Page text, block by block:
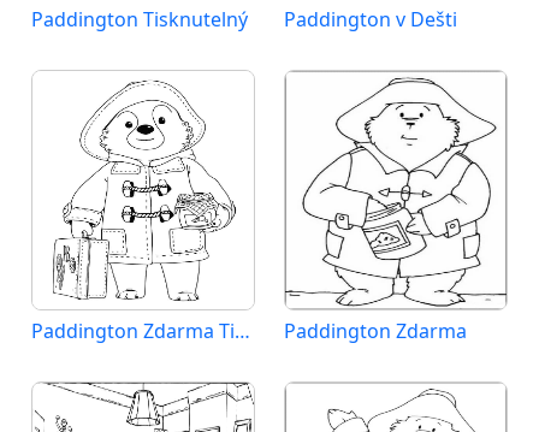
Paddington Tisknutelný Paddington v Dešti
Paddington Zdarma Tisknutelný Paddington Zdarma